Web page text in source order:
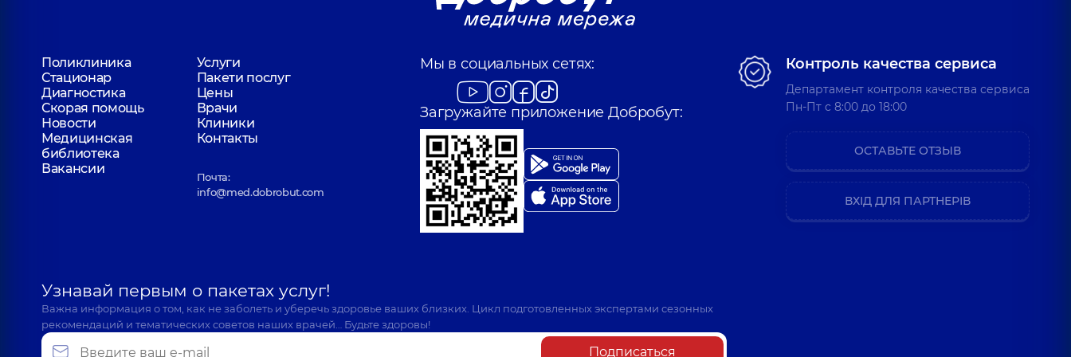
Дворовый Тимофей Константинович
Хирург детский, 4 лет опыта
Кравцов Андрей Викторович
Хирург детский; Ортопед-травматолог детский,
Кондрацкая Алина Валерьевна
Хирург детский; Гинеколог детского и подросткового возраста,5 лет опыта
Сучок Светлана Александровна
8 лет опыта
Поликлиника
Услуги
Стационар
Пакети послуг
Диагностика
Цены
Скорая помощь
Врачи
Новости
Клиники
Медицинская
библиотека
Контакты
Вакансии
Почта:
info@med.dobrobut.com
Мы в социальных сетях:
Загружайте приложение Добробут:
Узнавай первым о пакетах услуг!
Важна информация о том, как не заболеть и уберечь здоровье ваших близких. Цикл подготовленных экспертами сезонных
рекомендаций и тематических советов наших врачей… Будьте здоровы!
Подписаться
Контроль качества сервиса
Департамент контроля качества сервиса
Пн-Пт c 8:00 до 18:00
ОСТАВЬТЕ ОТЗЫВ
ВХІД ДЛЯ ПАРТНЕРІВ